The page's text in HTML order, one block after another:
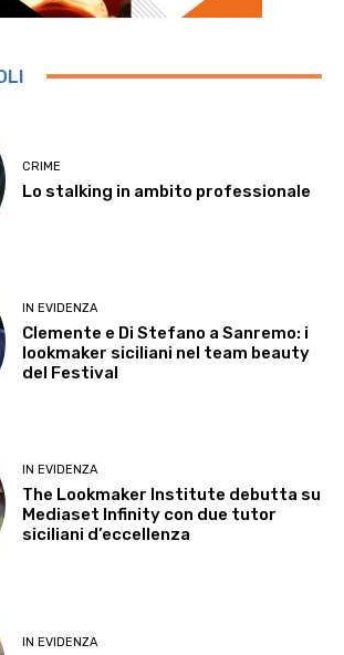
CRIME
Lo stalking in ambito professionale
IN EVIDENZA
Clemente e Di Stefano a Sanremo: i
lookmaker siciliani nel team beauty
del Festival
IN EVIDENZA
The Lookmaker Institute debutta su
Mediaset Infinity con due tutor
siciliani d’eccellenza
IN EVIDENZA